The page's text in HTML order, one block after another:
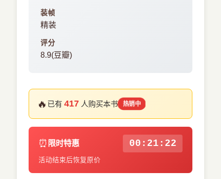
装帧
精装
评分
8.9(豆瓣)
🔥 已有417 人购买本书 热销中
⏰ 限时特惠 00:21:22
活动结束后恢复原价